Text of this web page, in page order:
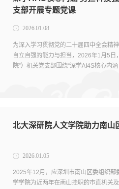
支部开展专题党课
2026.01.08
为深入学习贯彻党的二十届四中全会精
自立自强的能力与担当，2026年1月5日
院”）机关党支部围绕“深学AI4S核心内
北大深研院人文学院助力南山
2026.01.05
2025年12月，应深圳市南山区委组织
学学院为近两年在南山挂职的市直机关